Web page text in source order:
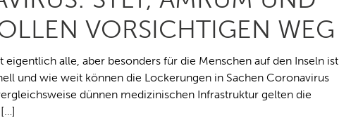
VORSICHTIGEN WEG
eigentlich alle, aber besonders für die Menschen auf den Inseln ist
und wie weit können die Lockerungen in Sachen Coronavirus
dünnen medizinischen Infrastruktur gelten die